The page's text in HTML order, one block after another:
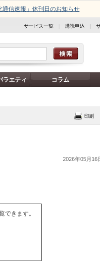
信速報」休刊日のお知らせ
サービス一覧 | 購読申込 |
ラエティ コラム
2026年05月16
できます。